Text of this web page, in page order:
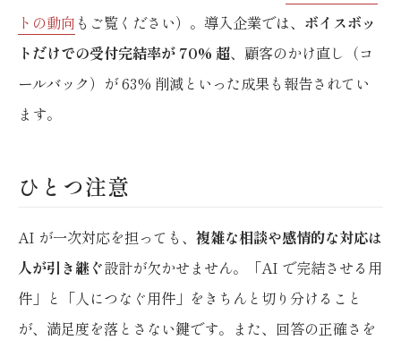
トの動向 もご覧ください）。導入企業では、 ボイスボッ
トだけでの受付完結率が 70% 超、顧客のかけ直し（コ
ールバック）が 63% 削減といった成果も報告されてい
ます。
ひとつ注意
AI が一次対応を担っても、 複雑な相談や感情的な対応は
人が引き継ぐ設計が欠かせません。「AI で完結させる用
件」と「人につなぐ用件」をきちんと切り分けること
が、満足度を落とさない鍵です。また、回答の正確さを